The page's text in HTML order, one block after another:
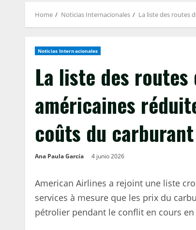
Home Noticias Internacionales La liste des routes
Noticias Internacionales
La liste des routes
américaines
coûts du carburant
Ana Paula García 4 junio 2026
American Airlines a rejoint une liste
services à mesure que les prix du
pétrolier pendant le conflit en cours